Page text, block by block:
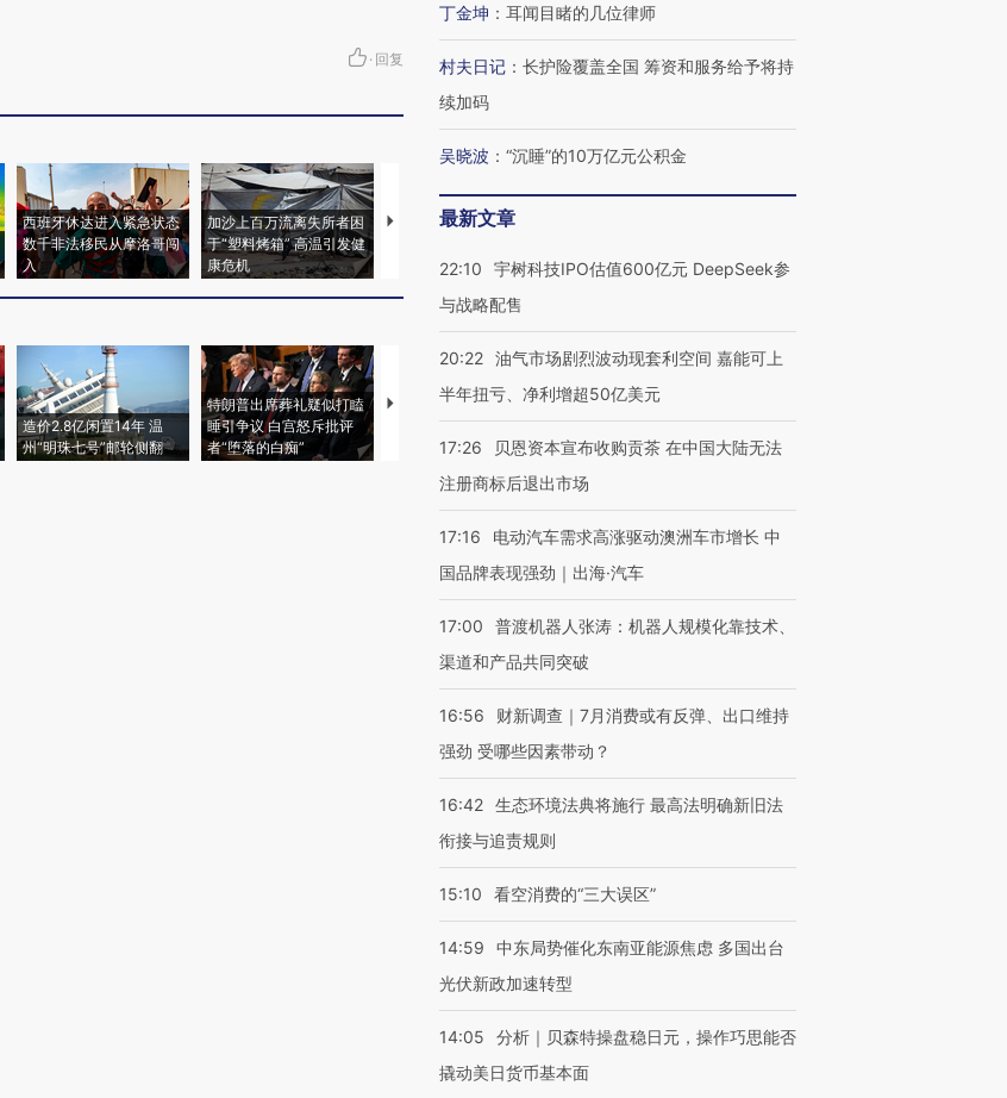
· 回复
西班牙休达进入紧急状态
数千非法移民从摩洛哥闯
入
加沙上百万流离失所者困
于“塑料烤箱” 高温引发健
康危机
视线｜HYROX的吸金
心“花钱找虐”？
毒品
育部长拱下台
造价2.8亿闲置14年 温
州“明珠七号”邮轮侧翻
特朗普出席葬礼疑似打瞌
睡引争议 白宫怒斥批评
者“堕落的白痴”
视线｜全球最热百城独占
97个 印度如何熬过48°C
38岁梅西上演帽子戏法
阿根廷3-0阿尔及利亚
围棋失利的邓煜 两位菲尔
兹奖得主的“非天才”拼图
丁金坤 ： 耳闻目睹的几位律师
村夫日记 ： 长护险覆盖全国 筹资和服务给予将持
续加码
吴晓波 ： “沉睡”的10万亿元公积金
最新文章
22:10
宇树科技IPO估值600亿元 DeepSeek参
与战略配售
20:22 油气市场剧烈波动现套利空间 嘉能可上
半年扭亏、净利增超50亿美元
17:26
贝恩资本宣布收购贡茶 在中国大陆无法
注册商标后退出市场
17:16
电动汽车需求高涨驱动澳洲车市增长 中
国品牌表现强劲｜出海·汽车
17:00
普渡机器人张涛：机器人规模化靠技术、
渠道和产品共同突破
16:56
财新调查｜7月消费或有反弹、出口维持
强劲 受哪些因素带动？
16:42 生态环境法典将施行 最高法明确新旧法
衔接与追责规则
15:10 看空消费的“三大误区”
14:59
中东局势催化东南亚能源焦虑 多国出台
光伏新政加速转型
14:05
分析｜贝森特操盘稳日元，操作巧思能否
撬动美日货币基本面